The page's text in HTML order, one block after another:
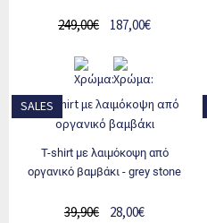
187,00€
249,00€
SALES
t-shirt με λαιμόκοψη από
οργανικό βαμβάκι - grey stone
28,00€
39,90€